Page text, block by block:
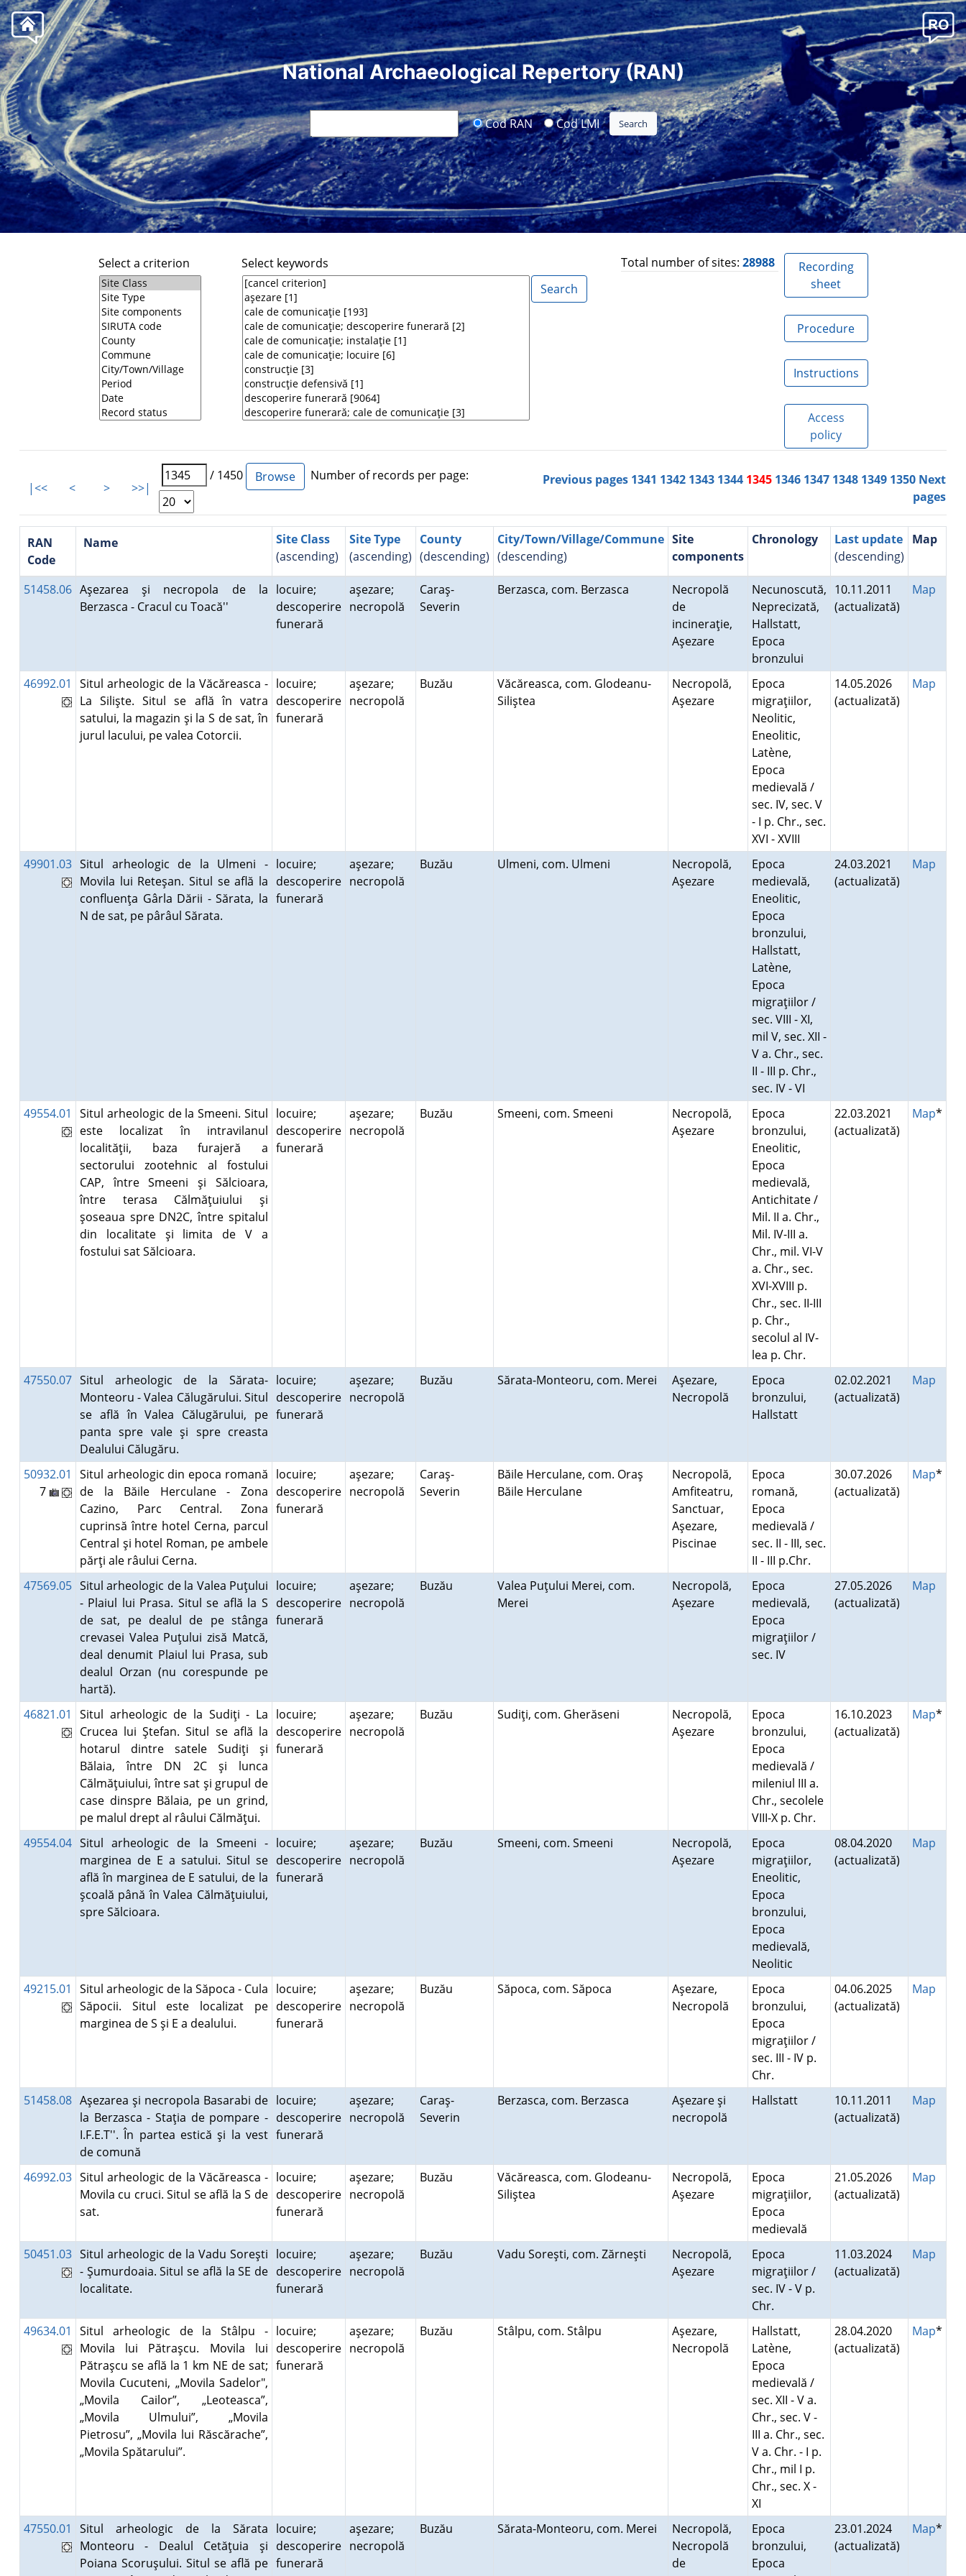
National Archaeological Repertory (RAN)
Cod RAN Cod LMI
Select a criterion Select keywords Total number of sites: 28988
Recording
sheet
Procedure
Instructions
Access
policy
|<< < > >>|
/ 1450 Number of records per page: Previous pages 1341 1342 1343 1344 1345 1346 1347 1348 1349 1350 Next
pages
RAN
Code
Name
Site Class
(ascending)
Site Type
(ascending)
County
(descending)
City/Town/Village/Commune
(descending)
Site
components
Chronology
Last update
(descending)
Map
51458.06 Aşezarea şi necropola de la
Berzasca - Cracul cu Toacă''
locuire;
descoperire
funerară
aşezare;
necropolă
Caraş-
Severin
Berzasca, com. Berzasca
Necropolă
de
incineraţie,
Aşezare
Necunoscută,
Neprecizată,
Hallstatt,
Epoca
bronzului
10.11.2011
(actualizată)
Map
46992.01
Situl arheologic de la Văcăreasca -
La Silişte. Situl se află în vatra
satului, la magazin şi la S de sat, în
jurul lacului, pe valea Cotorcii.
locuire;
descoperire
funerară
aşezare;
necropolă
Buzău
Văcăreasca, com. Glodeanu-
Siliştea
Necropolă,
Aşezare
Epoca
migraţiilor,
Neolitic,
Eneolitic,
Latène,
Epoca
medievală /
sec. IV, sec. V
- I p. Chr., sec.
XVI - XVIII
14.05.2026
(actualizată)
Map
49901.03 Situl arheologic de la Ulmeni -
Movila lui Reteşan. Situl se află la
confluenţa Gârla Dării - Sărata, la
N de sat, pe pârâul Sărata.
locuire;
descoperire
funerară
aşezare;
necropolă
Buzău Ulmeni, com. Ulmeni
Necropolă,
Aşezare
Epoca
medievală,
Eneolitic,
Epoca
bronzului,
Hallstatt,
Latène,
Epoca
migraţiilor /
sec. VIII - XI,
mil V, sec. XII -
V a. Chr., sec.
II - III p. Chr.,
sec. IV - VI
24.03.2021
(actualizată)
Map
49554.01
Situl arheologic de la Smeeni. Situl
este localizat în intravilanul
localităţii, baza furajeră a
sectorului zootehnic al fostului
CAP, între Smeeni şi Sălcioara,
între terasa Călmăţuiului şi
şoseaua spre DN2C, între spitalul
din localitate şi limita de V a
fostului sat Sălcioara.
locuire;
descoperire
funerară
aşezare;
necropolă
Buzău Smeeni, com. Smeeni
Necropolă,
Aşezare
Epoca
bronzului,
Eneolitic,
Epoca
medievală,
Antichitate /
Mil. II a. Chr.,
Mil. IV-III a.
Chr., mil. VI-V
a. Chr., sec.
XVI-XVIII p.
Chr., sec. II-III
p. Chr.,
secolul al IV-
lea p. Chr.
22.03.2021
(actualizată)
Map*
47550.07 Situl arheologic de la Sărata-
Monteoru - Valea Călugărului. Situl
se află în Valea Călugărului, pe
panta spre vale şi spre creasta
Dealului Călugăru.
locuire;
descoperire
funerară
aşezare;
necropolă
Buzău Sărata-Monteoru, com. Merei
Aşezare,
Necropolă
Epoca
bronzului,
Hallstatt
02.02.2021
(actualizată)
Map
50932.01
7
Situl arheologic din epoca romană
de la Băile Herculane - Zona
Cazino, Parc Central. Zona
cuprinsă între hotel Cerna, parcul
Central şi hotel Roman, pe ambele
părţi ale râului Cerna.
locuire;
descoperire
funerară
aşezare;
necropolă
Caraş-
Severin
Băile Herculane, com. Oraş
Băile Herculane
Necropolă,
Amfiteatru,
Sanctuar,
Aşezare,
Piscinae
Epoca
romană,
Epoca
medievală /
sec. II - III, sec.
II - III p.Chr.
30.07.2026
(actualizată)
Map*
47569.05 Situl arheologic de la Valea Puţului
- Plaiul lui Prasa. Situl se află la S
de sat, pe dealul de pe stânga
crevasei Valea Puţului zisă Matcă,
deal denumit Plaiul lui Prasa, sub
dealul Orzan (nu corespunde pe
hartă).
locuire;
descoperire
funerară
aşezare;
necropolă
Buzău
Valea Puţului Merei, com.
Merei
Necropolă,
Aşezare
Epoca
medievală,
Epoca
migraţiilor /
sec. IV
27.05.2026
(actualizată)
Map
46821.01
Situl arheologic de la Sudiţi - La
Crucea lui Ştefan. Situl se află la
hotarul dintre satele Sudiţi şi
Bălaia, între DN 2C şi lunca
Călmăţuiului, între sat şi grupul de
case dinspre Bălaia, pe un grind,
pe malul drept al râului Călmăţui.
locuire;
descoperire
funerară
aşezare;
necropolă
Buzău Sudiţi, com. Gherăseni
Necropolă,
Aşezare
Epoca
bronzului,
Epoca
medievală /
mileniul III a.
Chr., secolele
VIII-X p. Chr.
16.10.2023
(actualizată)
Map*
49554.04 Situl arheologic de la Smeeni -
marginea de E a satului. Situl se
află în marginea de E satului, de la
şcoală până în Valea Călmăţuiului,
spre Sălcioara.
locuire;
descoperire
funerară
aşezare;
necropolă
Buzău Smeeni, com. Smeeni
Necropolă,
Aşezare
Epoca
migraţiilor,
Eneolitic,
Epoca
bronzului,
Epoca
medievală,
Neolitic
08.04.2020
(actualizată)
Map
49215.01
Situl arheologic de la Săpoca - Cula
Săpocii. Situl este localizat pe
marginea de S şi E a dealului.
locuire;
descoperire
funerară
aşezare;
necropolă
Buzău Săpoca, com. Săpoca
Aşezare,
Necropolă
Epoca
bronzului,
Epoca
migraţiilor /
sec. III - IV p.
Chr.
04.06.2025
(actualizată)
Map
51458.08 Aşezarea şi necropola Basarabi de
la Berzasca - Staţia de pompare -
I.F.E.T''. În partea estică şi la vest
de comună
locuire;
descoperire
funerară
aşezare;
necropolă
Caraş-
Severin
Berzasca, com. Berzasca
Aşezare şi
necropolă
Hallstatt
10.11.2011
(actualizată)
Map
46992.03 Situl arheologic de la Văcăreasca -
Movila cu cruci. Situl se află la S de
sat.
locuire;
descoperire
funerară
aşezare;
necropolă
Buzău
Văcăreasca, com. Glodeanu-
Siliştea
Necropolă,
Aşezare
Epoca
migraţiilor,
Epoca
medievală
21.05.2026
(actualizată)
Map
50451.03 Situl arheologic de la Vadu Soreşti
- Şumurdoaia. Situl se află la SE de
localitate.
locuire;
descoperire
funerară
aşezare;
necropolă
Buzău Vadu Soreşti, com. Zărneşti
Necropolă,
Aşezare
Epoca
migraţiilor /
sec. IV - V p.
Chr.
11.03.2024
(actualizată)
Map
49634.01
Situl arheologic de la Stâlpu -
Movila lui Pătraşcu. Movila lui
Pătraşcu se află la 1 km NE de sat;
Movila Cucuteni, „Movila Sadelor",
„Movila Cailor”, „Leoteasca”,
„Movila Ulmului”, „Movila
Pietrosu”, „Movila lui Răscărache”,
„Movila Spătarului”.
locuire;
descoperire
funerară
aşezare;
necropolă
Buzău Stâlpu, com. Stâlpu
Aşezare,
Necropolă
Hallstatt,
Latène,
Epoca
medievală /
sec. XII - V a.
Chr., sec. V -
III a. Chr., sec.
V a. Chr. - I p.
Chr., mil I p.
Chr., sec. X -
XI
28.04.2020
(actualizată)
Map*
47550.01
Situl arheologic de la Sărata
Monteoru - Dealul Cetăţuia şi
Poiana Scoruşului. Situl se află pe
locuire;
descoperire
funerară
aşezare;
necropolă
Buzău Sărata-Monteoru, com. Merei
Necropolă,
Necropolă
de
Epoca
bronzului,
Epoca
23.01.2024
(actualizată)
Map*